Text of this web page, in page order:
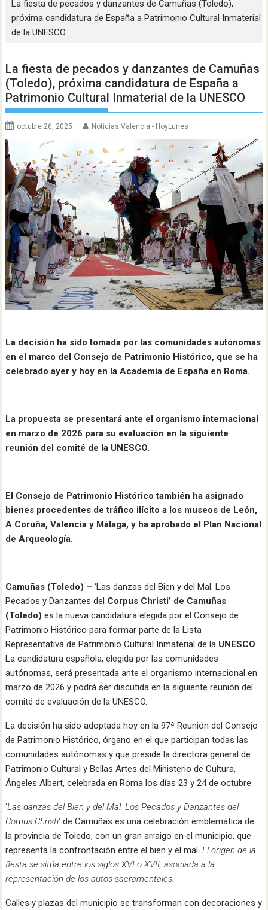
La fiesta de pecados y danzantes de Camuñas (Toledo),
próxima candidatura de España a Patrimonio Cultural Inmaterial
de la UNESCO
La fiesta de pecados y danzantes de Camuñas
(Toledo), próxima candidatura de España a
Patrimonio Cultural Inmaterial de la UNESCO
octubre 26, 2025 Noticias Valencia - HoyLunes
La decisión ha sido tomada por las comunidades autónomas
en el marco del Consejo de Patrimonio Histórico, que se ha
celebrado ayer y hoy en la Academia de España en Roma.
La propuesta se presentará ante el organismo internacional
en marzo de 2026 para su evaluación en la siguiente
reunión del comité de la UNESCO.
El Consejo de Patrimonio Histórico también ha asignado
bienes procedentes de tráfico ilícito a los museos de León,
A Coruña, Valencia y Málaga, y ha aprobado el Plan Nacional
de Arqueología.
Camuñas (Toledo) – ‘Las danzas del Bien y del Mal. Los
Pecados y Danzantes del Corpus Christi’ de Camuñas
(Toledo) es la nueva candidatura elegida por el Consejo de
Patrimonio Histórico para formar parte de la Lista
Representativa de Patrimonio Cultural Inmaterial de la UNESCO.
La candidatura española, elegida por las comunidades
autónomas, será presentada ante el organismo internacional en
marzo de 2026 y podrá ser discutida en la siguiente reunión del
comité de evaluación de la UNESCO.
La decisión ha sido adoptada hoy en la 97ª Reunión del Consejo
de Patrimonio Histórico, órgano en el que participan todas las
comunidades autónomas y que preside la directora general de
Patrimonio Cultural y Bellas Artes del Ministerio de Cultura,
Ángeles Albert, celebrada en Roma los días 23 y 24 de octubre.
‘Las danzas del Bien y del Mal. Los Pecados y Danzantes del
Corpus Christi’ de Camuñas es una celebración emblemática de
la provincia de Toledo, con un gran arraigo en el municipio, que
representa la confrontación entre el bien y el mal.El origen de la
fiesta se sitúa entre los siglos XVI o XVII, asociada a la
representación de los autos sacramentales.
Calles y plazas del municipio se transforman con decoraciones y